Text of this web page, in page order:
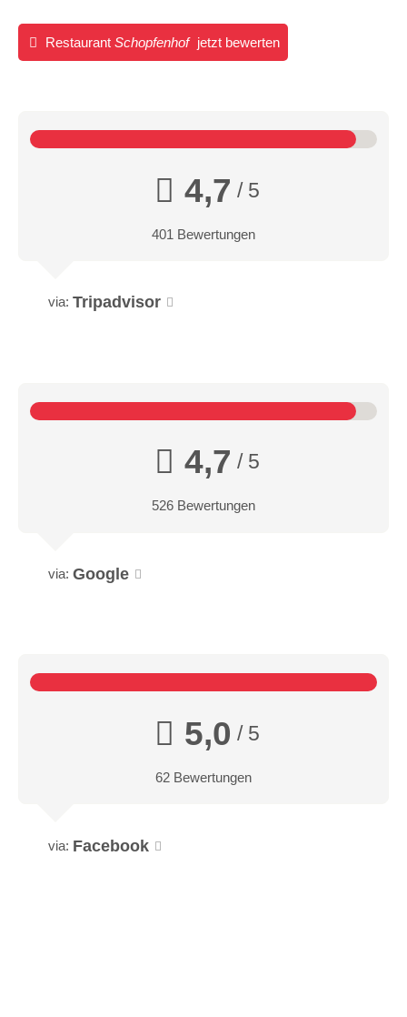
Restaurant Schopfenhof jetzt bewerten
4,7 / 5
401 Bewertungen
via: Tripadvisor
4,7 / 5
526 Bewertungen
via: Google
5,0 / 5
62 Bewertungen
via: Facebook